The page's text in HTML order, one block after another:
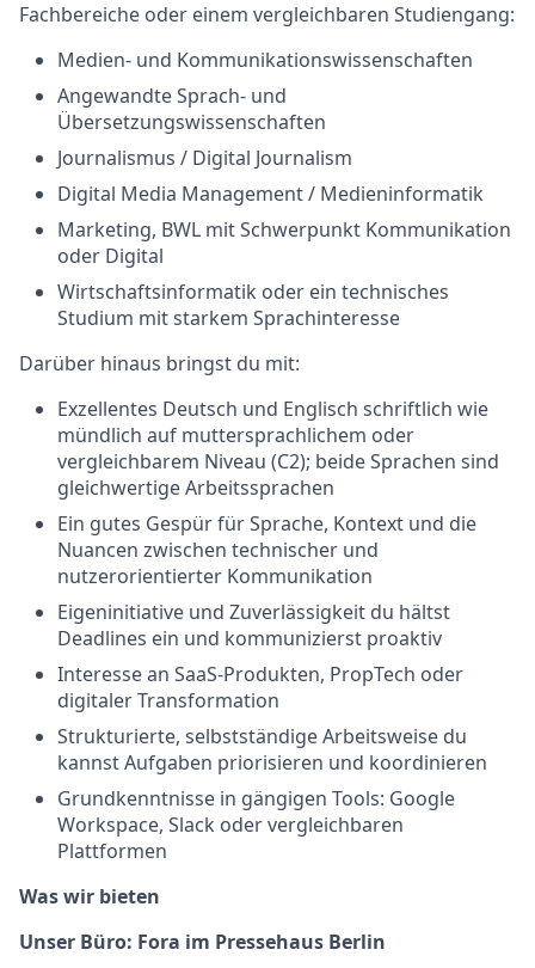
Fachbereiche oder einem vergleichbaren Studiengang:
Medien- und Kommunikationswissenschaften
Angewandte Sprach- und
Übersetzungswissenschaften
Journalismus / Digital Journalism
Digital Media Management / Medieninformatik
Marketing, BWL mit Schwerpunkt Kommunikation
oder Digital
Wirtschaftsinformatik oder ein technisches
Studium mit starkem Sprachinteresse
Darüber hinaus bringst du mit:
Exzellentes Deutsch und Englisch schriftlich wie
mündlich auf muttersprachlichem oder
vergleichbarem Niveau (C2); beide Sprachen sind
gleichwertige Arbeitssprachen
Ein gutes Gespür für Sprache, Kontext und die
Nuancen zwischen technischer und
nutzerorientierter Kommunikation
Eigeninitiative und Zuverlässigkeit du hältst
Deadlines ein und kommunizierst proaktiv
Interesse an SaaS-Produkten, PropTech oder
digitaler Transformation
Strukturierte, selbstständige Arbeitsweise du
kannst Aufgaben priorisieren und koordinieren
Grundkenntnisse in gängigen Tools: Google
Workspace, Slack oder vergleichbaren
Plattformen
Was wir bieten
Unser Büro: Fora im Pressehaus Berlin